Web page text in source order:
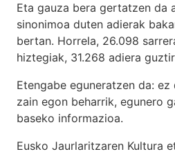
Eta gauza bera gertatzen da
sinonimoa duten adierak
bertan. Horrela, 26.098
hiztegiak, 31.268 adiera
Etengabe eguneratzen da:
zain egon beharrik, egunero
baseko informazioa.
Eusko Jaurlaritzaren Kultura